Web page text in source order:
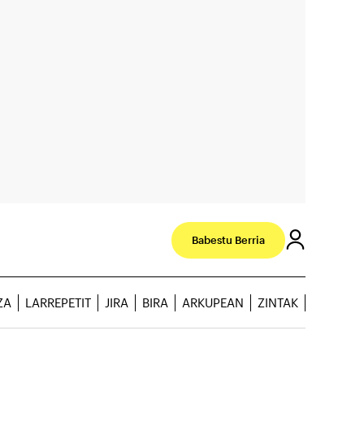
Babestu Berria
LARREPETIT JIRA BIRA ARKUPEAN ZINTAK